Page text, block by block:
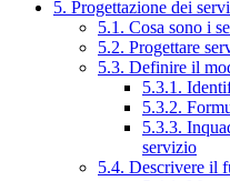
5. Progettazione dei
5.1. Cosa sono i
5.2. Progettare
5.3. Definire il
5.3.1.
5.3.2.
5.3.3.
servizio
5.4. Descrivere il